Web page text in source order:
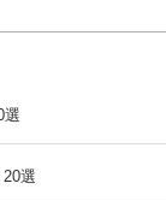
選
選